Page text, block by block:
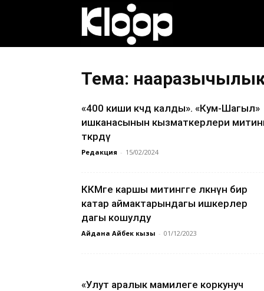
|
жаңылыктары
Тема:
«400 киши көчөдө калды». «Кум-Шагыл»
ишканасынын кызматкерлери
өткөрдү
Редакция - 15/02/2024
ККМге каршы митингге өлкөнүн бир
катар аймактарындагы ишкерлер
дагы кошулду
Айдана Айбек кызы - 01/12/2023
«Улут аралык мамилеге коркунуч